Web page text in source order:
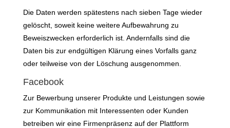
Die Daten werden spätestens nach sieben Tage wieder
gelöscht, soweit keine weitere Aufbewahrung zu
Beweiszwecken erforderlich ist. Andernfalls sind die
Daten bis zur endgültigen Klärung eines Vorfalls ganz
oder teilweise von der Löschung ausgenommen.
Facebook
Zur Bewerbung unserer Produkte und Leistungen sowie
zur Kommunikation mit Interessenten oder Kunden
betreiben wir eine Firmenpräsenz auf der Plattform